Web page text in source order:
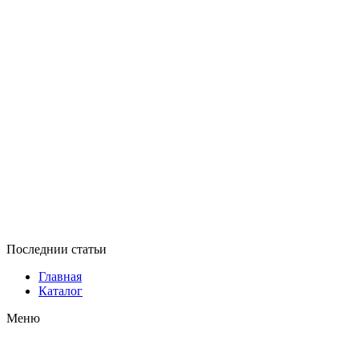
Последнии статьи
Главная
Каталог
Меню